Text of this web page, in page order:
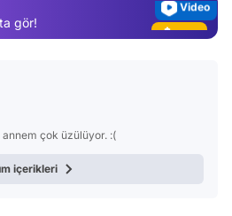
gör!
Test
çok üzülüyor. :(
içerikleri